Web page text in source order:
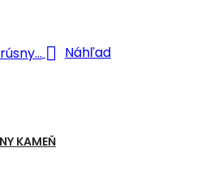
 Náhľad
KAMEŇ